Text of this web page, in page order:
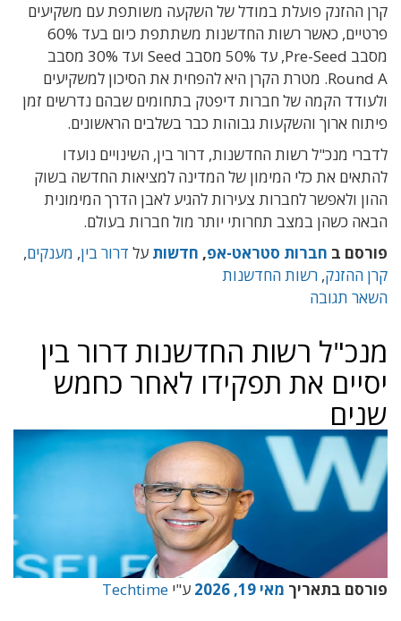
קרן ההזנק פועלת במודל של השקעה משותפת עם משקיעים
פרטיים, כאשר רשות החדשנות משתתפת כיום בעד 60%
מסבב Pre-Seed, עד 50% מסבב Seed ועד 30% מסבב
Round A. מטרת הקרן היא להפחית את הסיכון למשקיעים
ולעודד הקמה של חברות דיפטק בתחומים שבהם נדרשים זמן
פיתוח ארוך והשקעות גבוהות כבר בשלבים הראשונים.
לדברי מנכ"ל רשות החדשנות, דרור בין, השינויים נועדו
להתאים את כלי המימון של המדינה למציאות החדשה בשוק
ההון ולאפשר לחברות צעירות להגיע לאבן הדרך המימונית
הבאה כשהן במצב תחרותי יותר מול חברות בעולם.
פורסם ב חברות סטראט-אפ, חדשות על דרור בין, מענקים,
קרן ההזנק, רשות החדשנות
השאר תגובה
מנכ"ל רשות החדשנות דרור בין
יסיים את תפקידו לאחר כחמש
שנים
פורסם בתאריך מאי 19, 2026 ע"י Techtime